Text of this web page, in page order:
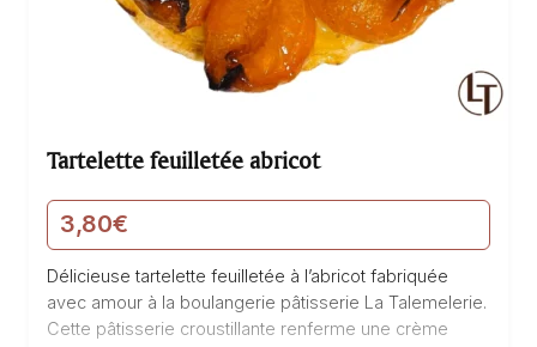
Tartelette feuilletée abricot
3,80€
Délicieuse tartelette feuilletée à l’abricot fabriquée
avec amour à la boulangerie pâtisserie La Talemelerie.
Cette pâtisserie croustillante renferme une crème